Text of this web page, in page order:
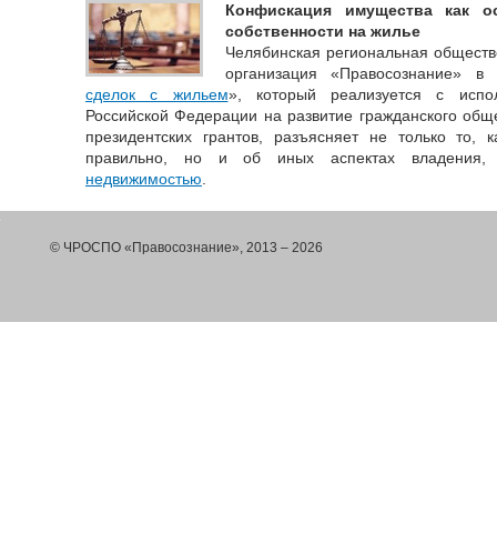
Конфискация имущества как
собственности на жилье
Челябинская региональная
организация «Правосознание»
сделок с жильем», который реализуется с
Российской Федерации на развитие гражданского
президентских грантов, разъясняет не только
правильно, но и об иных аспектах владения,
недвижимостью
© ЧРОСПО «Правосознание», 2013 – 2026